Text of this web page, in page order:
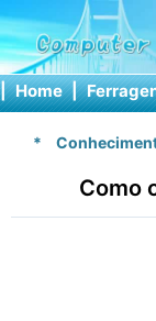
| Home |
*
Como